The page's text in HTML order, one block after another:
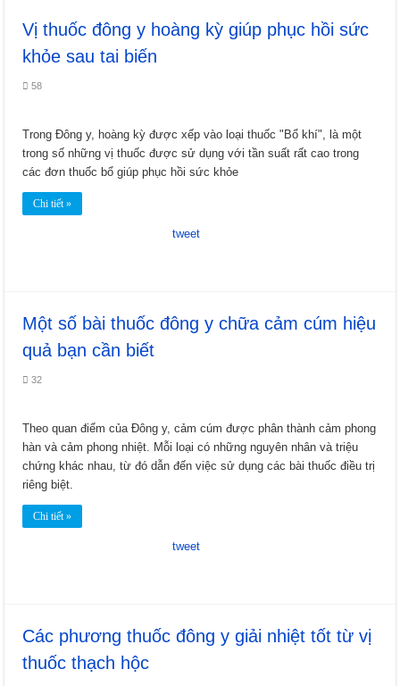
Vị thuốc đông y hoàng kỳ giúp phục hồi sức
khỏe sau tai biến
58
Trong Đông y, hoàng kỳ được xếp vào loại thuốc "Bổ khí", là một
trong số những vị thuốc được sử dụng với tần suất rất cao trong
các đơn thuốc bổ giúp phục hồi sức khỏe
Chi tiết »
tweet
Một số bài thuốc đông y chữa cảm cúm hiệu
quả bạn cần biết
32
Theo quan điểm của Đông y, cảm cúm được phân thành cảm phong
hàn và cảm phong nhiệt. Mỗi loại có những nguyên nhân và triệu
chứng khác nhau, từ đó dẫn đến việc sử dụng các bài thuốc điều trị
riêng biệt.
Chi tiết »
tweet
Các phương thuốc đông y giải nhiệt tốt từ vị
thuốc thạch hộc